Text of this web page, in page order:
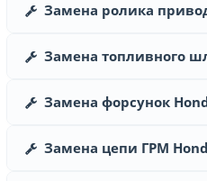
Замена ролика
Замена топливного
Замена форсунок
Замена цепи ГРМ